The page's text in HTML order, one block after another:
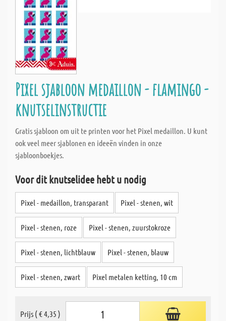
Pixel sjabloon medaillon - flamingo -
knutselinstructie
Gratis sjabloon om uit te printen voor het Pixel medaillon. U kunt
ook veel meer sjablonen en ideeën vinden in onze
sjabloonboekjes.
Voor dit knutselidee hebt u nodig
Pixel - medaillon, transparant Pixel - stenen, wit
Pixel - stenen, roze Pixel - stenen, zuurstokroze
Pixel - stenen, lichtblauw Pixel - stenen, blauw
Pixel - stenen, zwart Pixel metalen ketting, 10 cm
Prijs ( € 4,35 )